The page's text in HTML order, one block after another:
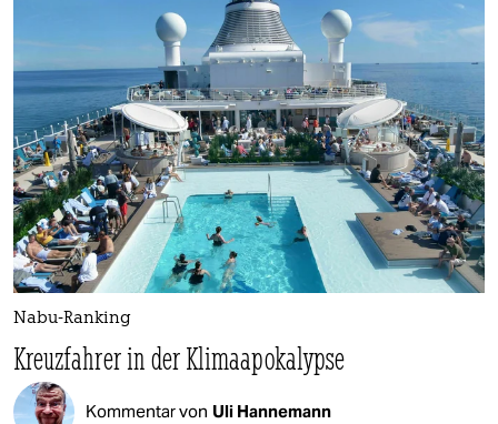
Nabu-Ranking
Kreuzfahrer in der Klimaapokalypse
Kommentar von Uli Hannemann